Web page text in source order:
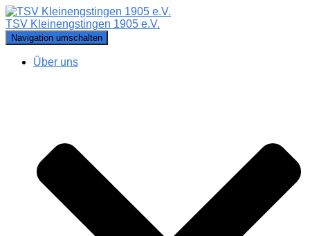
TSV Kleinengstingen 1905 e.V.
Navigation umschalten
Über uns